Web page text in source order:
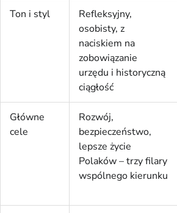
Ton i styl
Refleksyjny,
osobisty, z
naciskiem na
zobowiązanie
urzędu i historyczną
ciągłość
Główne
cele
Rozwój,
bezpieczeństwo,
lepsze życie
Polaków – trzy filary
wspólnego kierunku